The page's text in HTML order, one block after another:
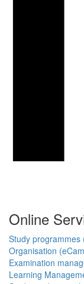
Online
Study programmes
Organisation
Examination
Learning